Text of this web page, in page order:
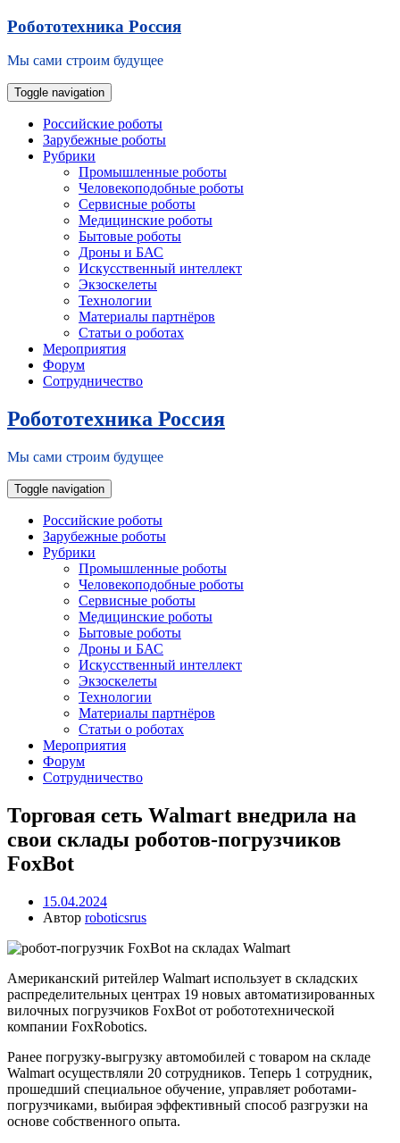
Skip
content
Робототехника Россия
Мы сами строим будущее
Toggle navigation
Российские роботы
Зарубежные роботы
Рубрики
Промышленные роботы
Человекоподобные роботы
Сервисные роботы
Медицинские роботы
Бытовые роботы
Дроны и БАС
Искусственный интеллект
Экзоскелеты
Технологии
Материалы партнёров
Статьи о роботах
Мероприятия
Форум
Сотрудничество
Робототехника Россия
Мы сами строим будущее
Toggle navigation
Российские роботы
Зарубежные роботы
Рубрики
Промышленные роботы
Человекоподобные роботы
Сервисные роботы
Медицинские роботы
Бытовые роботы
Дроны и БАС
Искусственный интеллект
Экзоскелеты
Технологии
Материалы партнёров
Статьи о роботах
Мероприятия
Форум
Сотрудничество
Торговая сеть Walmart внедрила на
свои склады роботов-погрузчиков
FoxBot
15.04.2024
Автор roboticsrus
Американский ритейлер Walmart использует в складских
распределительных центрах 19 новых автоматизированных
вилочных погрузчиков FoxBot от робототехнической
компании FoxRobotics.
Ранее погрузку-выгрузку автомобилей с товаром на складе
Walmart осуществляли 20 сотрудников. Теперь 1 сотрудник,
прошедший специальное обучение, управляет роботами-
погрузчиками, выбирая эффективный способ разгрузки на
основе собственного опыта.